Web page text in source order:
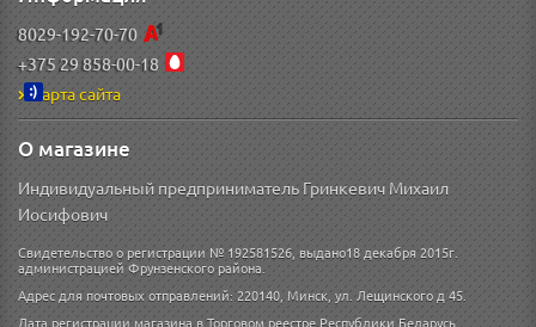
8029-192-70-70
+375 29 858-00-18
Карта сайта
О магазине
Индивидуальный предприниматель Гринкевич Михаил
Иосифович
Свидетельство о регистрации № 192581526, выдано18 декабря 2015г.
администрацией Фрунзенского района.
Адрес для почтовых отправлений: 220140, Минск, ул. Лещинского д 45.
Дата регистрации магазина в Торговом реестре Республики Беларусь